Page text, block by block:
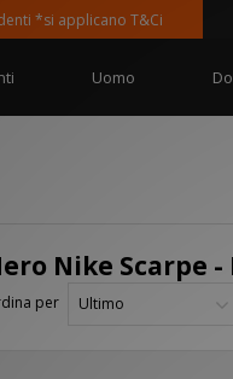
*si applicano T&Ci
Uomo
Nike Scarpe
per